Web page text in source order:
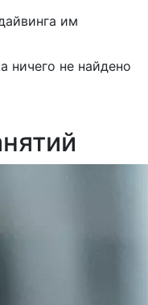
им
ничего не найдено